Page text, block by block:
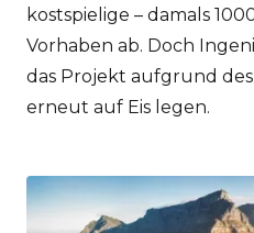
kostspielige – damals
Vorhaben ab. Doch
das Projekt aufgrund
erneut auf Eis legen.